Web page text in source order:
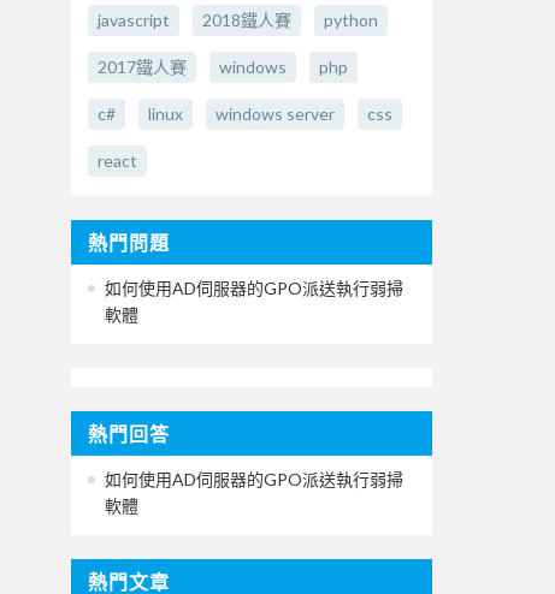
javascript 2018鐵人賽 python
2017鐵人賽 windows php
c# linux windows server css
react
熱門問題
如何使用AD伺服器的GPO派送執行弱掃
軟體
熱門回答
如何使用AD伺服器的GPO派送執行弱掃
軟體
熱門文章